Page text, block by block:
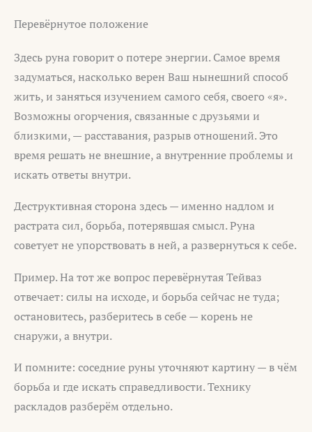
Перевёрнутое положение
Здесь руна говорит о потере энергии. Самое время
задуматься, насколько верен Ваш нынешний способ
жить, и заняться изучением самого себя, своего «я».
Возможны огорчения, связанные с друзьями и
близкими, — расставания, разрыв отношений. Это
время решать не внешние, а внутренние проблемы и
искать ответы внутри.
Деструктивная сторона здесь — именно надлом и
растрата сил, борьба, потерявшая смысл. Руна
советует не упорствовать в ней, а развернуться к себе.
Пример. На тот же вопрос перевёрнутая Тейваз
отвечает: силы на исходе, и борьба сейчас не туда;
остановитесь, разберитесь в себе — корень не
снаружи, а внутри.
И помните: соседние руны уточняют картину — в чём
борьба и где искать справедливости. Технику
раскладов разберём отдельно.